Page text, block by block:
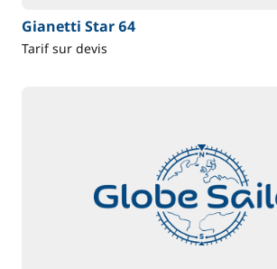
Gianetti Star 64
Tarif sur devis